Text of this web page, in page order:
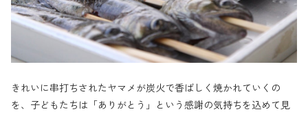
きれいに串打ちされたヤマメが炭火で香ばしく焼かれていくの
を、子どもたちは「ありがとう」という感謝の気持ちを込めて見